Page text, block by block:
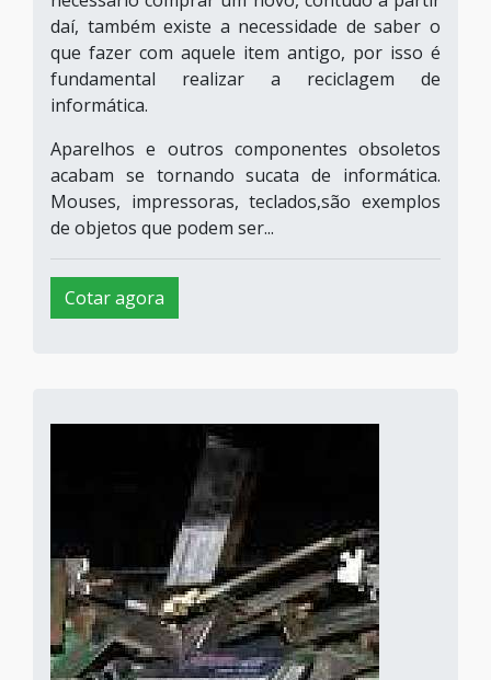
daí, também existe a necessidade de saber o
que fazer com aquele item antigo, por isso é
fundamental realizar a reciclagem de
informática.
Aparelhos e outros componentes obsoletos
acabam se tornando sucata de informática.
Mouses, impressoras, teclados,são exemplos
de objetos que podem ser...
Cotar agora